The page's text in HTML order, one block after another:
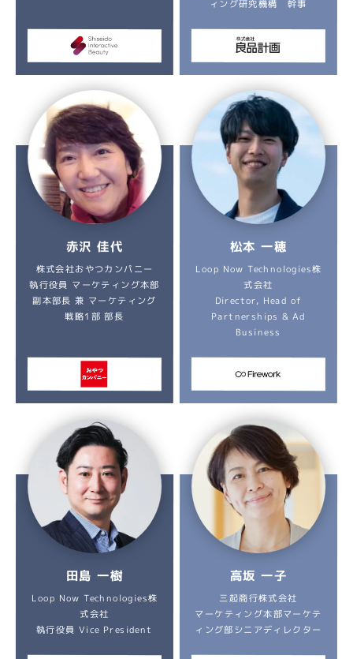
ィング研究機構 幹事
赤沢 佳代
株式会社おやつカンパニー
執行役員 マーケティング本部
副本部長 兼 マーケティング
戦略1部 部長
松本 一穂
Loop Now Technologies株
式会社
Director, Head of
Partnerships & Ad
Business
田島 一樹
Loop Now Technologies株
式会社
執行役員 Vice President
高坂 一子
三起商行株式会社
マーケティング本部マーケテ
ィング部シニアディレクター